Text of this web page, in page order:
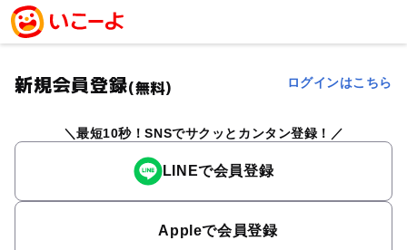
新規会員登録(無料) ログインはこちら
最短10秒！SNSでサクッとカンタン登録！
LINEで会員登録
Appleで会員登録